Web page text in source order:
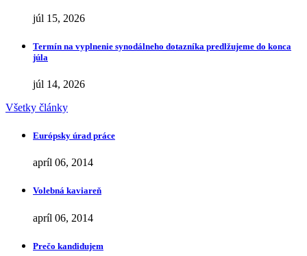
júl 15, 2026
Termín na vyplnenie synodálneho dotazníka predlžujeme do konca
júla
júl 14, 2026
Všetky články
Európsky úrad práce
apríl 06, 2014
Volebná kaviareň
apríl 06, 2014
Prečo kandidujem